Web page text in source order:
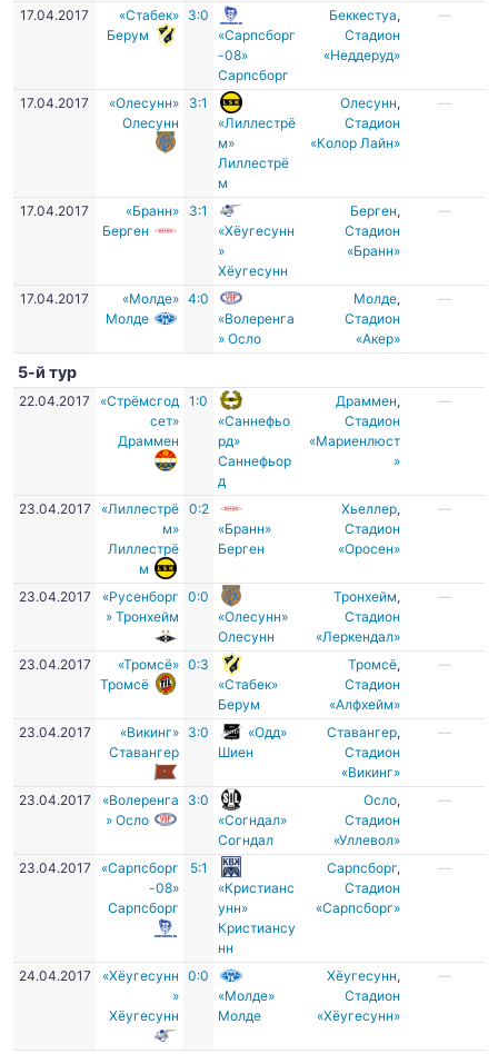
17.04.2017
«Стабек»
Берум
3:0
«Сарпсборг
-08»
Сарпсборг
Беккестуа,
Стадион
«Неддеруд»
—
17.04.2017
«Олесунн»
Олесунн
3:1
«Лиллестрё
м»
Лиллестрё
м
Олесунн,
Cтадион
«Колор Лайн»
—
17.04.2017
«Бранн»
Берген
3:1
«Хёугесунн
»
Хёугесунн
Берген,
Стадион
«Бранн»
—
17.04.2017
«Молде»
Молде
4:0
«Волеренга
» Осло
Молде,
Стадион
«Акер»
—
5-й тур
22.04.2017
«Стрёмсгод
сет»
Драммен
1:0
«Саннефьо
рд»
Саннефьор
д
Драммен,
Стадион
«Мариенлюст
»
—
23.04.2017
«Лиллестрё
м»
Лиллестрё
м
0:2
«Бранн»
Берген
Хьеллер,
Стадион
«Оросен»
—
23.04.2017
«Русенборг
» Тронхейм
0:0
«Олесунн»
Олесунн
Тронхейм,
Стадион
«Леркендал»
—
23.04.2017
«Тромсё»
Тромсё
0:3
«Стабек»
Берум
Тромсё,
Стадион
«Алфхейм»
—
23.04.2017
«Викинг»
Ставангер
3:0
«Одд»
Шиен
Ставангер,
Стадион
«Викинг»
—
23.04.2017
«Волеренга
» Осло
3:0
«Согндал»
Согндал
Осло,
Стадион
«Уллевол»
—
23.04.2017
«Сарпсборг
-08»
Сарпсборг
5:1
«Кристианс
унн»
Кристиансу
нн
Сарпсборг,
Стадион
«Сарпсборг»
—
24.04.2017
«Хёугесунн
»
Хёугесунн
0:0
«Молде»
Молде
Хёугесунн,
Cтадион
«Хёугесунн»
—